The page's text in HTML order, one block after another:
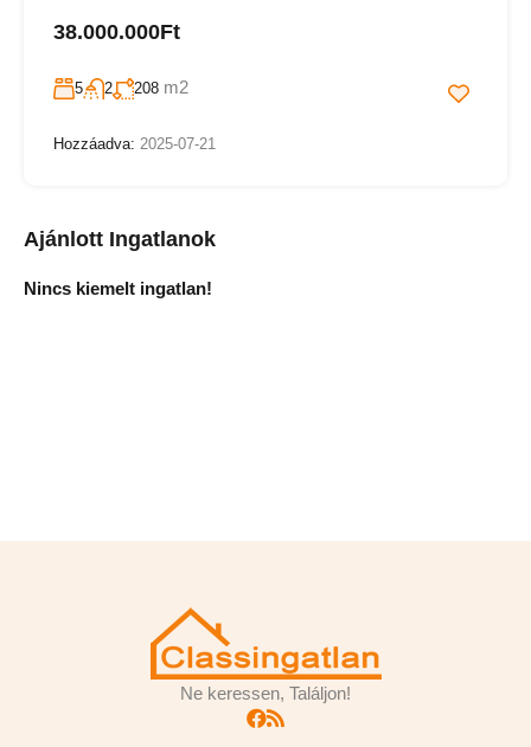
38.000.000Ft
5 2 208 m2
Hozzáadva: 2025-07-21
Ajánlott Ingatlanok
Nincs kiemelt ingatlan!
Ne keressen, Találjon!